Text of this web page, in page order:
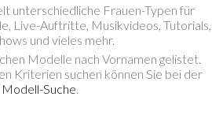
unterschiedliche Frauen-Typen für
Live-Auftritte, Musikvideos, Tutorials,
und vieles mehr.
Modelle nach Vornamen gelistet.
Kriterien suchen können Sie bei der
Modell-Suche.